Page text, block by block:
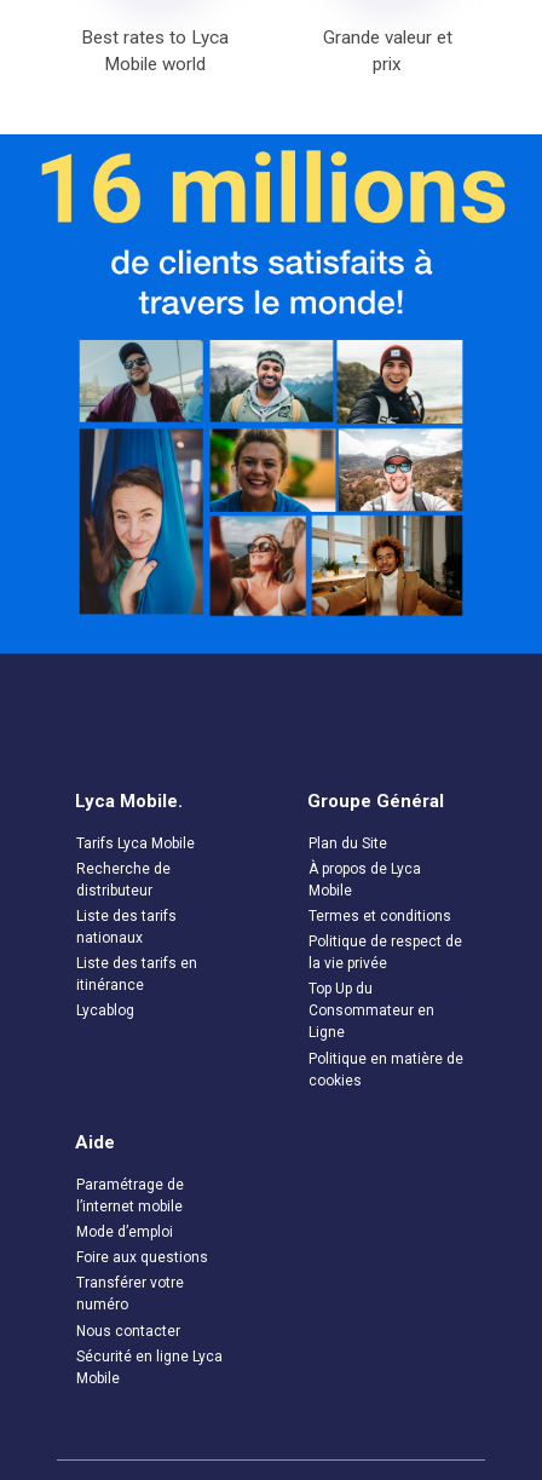
Best rates to Lyca
Mobile world
Grande valeur et
prix
Lyca Mobile.
Tarifs Lyca Mobile
Recherche de
distributeur
Liste des tarifs
nationaux
Liste des tarifs en
itinérance
Lycablog
Groupe Général
Plan du Site
À propos de Lyca
Mobile
Termes et conditions
Politique de respect de
la vie privée
Top Up du
Consommateur en
Ligne
Politique en matière de
cookies
Aide
Paramétrage de
l’internet mobile
Mode d’emploi
Foire aux questions
Transférer votre
numéro
Nous contacter
Sécurité en ligne Lyca
Mobile